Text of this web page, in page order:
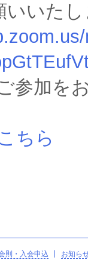
いいた
参加を
ちら
則・入会申込 お知ら